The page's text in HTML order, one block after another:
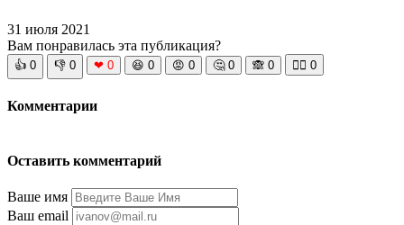
31 июля 2021
Вам понравилась эта публикация?
👍 0 👎 0 ❤ 0 😆 0 😡 0 🤔 0 🙈 0 🧘‍♀️ 0
Комментарии
Оставить комментарий
Ваше имя
Ваш email